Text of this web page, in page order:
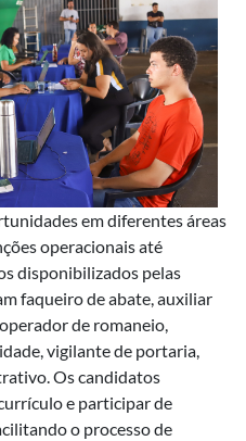
em diferentes áreas
operacionais até
disponibilizados pelas
faqueiro de abate, auxiliar
de romaneio,
vigilante de portaria,
Os candidatos
e participar de
o processo de